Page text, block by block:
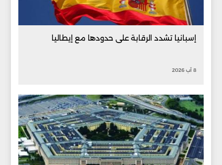
إسبانيا تشدد الرقابة على حدودها مع إيطاليا
8 آب 2026